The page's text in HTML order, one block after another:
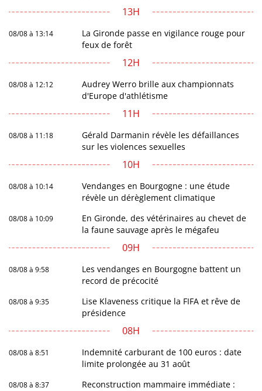
13H
08/08 à 13:14
La Gironde passe en vigilance rouge pour
feux de forêt
12H
08/08 à 12:12
Audrey Werro brille aux championnats
d'Europe d'athlétisme
11H
08/08 à 11:18
Gérald Darmanin révèle les défaillances
sur les violences sexuelles
10H
08/08 à 10:14
Vendanges en Bourgogne : une étude
révèle un dérèglement climatique
08/08 à 10:09
En Gironde, des vétérinaires au chevet de
la faune sauvage après le mégafeu
09H
08/08 à 9:58
Les vendanges en Bourgogne battent un
record de précocité
08/08 à 9:35
Lise Klaveness critique la FIFA et rêve de
présidence
08H
08/08 à 8:51
Indemnité carburant de 100 euros : date
limite prolongée au 31 août
08/08 à 8:37
Reconstruction mammaire immédiate :